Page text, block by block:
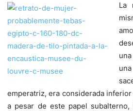
La
emperatriz, era considerada
a pesar de este papel subalterno,